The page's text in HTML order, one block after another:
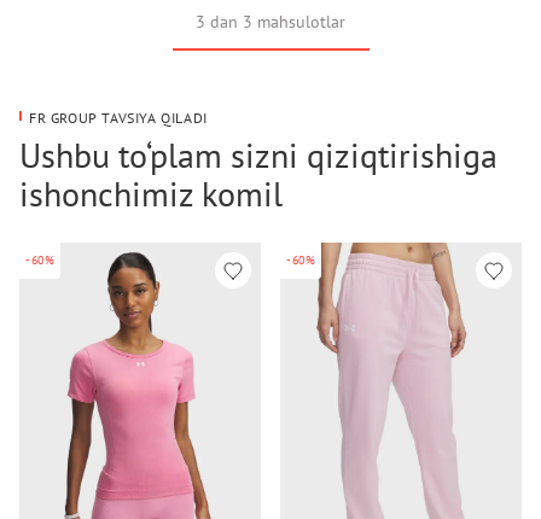
3 dan 3 mahsulotlar
FR GROUP TAVSIYA QILADI
Ushbu to‘plam sizni qiziqtirishiga
ishonchimiz komil
-60% -60%